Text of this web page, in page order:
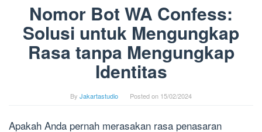
Nomor Bot WA Confess:
Solusi untuk Mengungkap
Rasa tanpa Mengungkap
Identitas
By Jakartastudio Posted on 15/02/2024
Apakah Anda pernah merasakan rasa penasaran